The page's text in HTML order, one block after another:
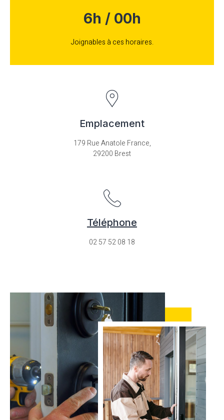
Emplacement
179 Rue Anatole France,
29200 Brest
Téléphone
02 57 52 08 18
6h / 00h
Joignables à ces horaires.